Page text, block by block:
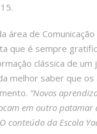
área de Comunicação
que é sempre
clássica de um
melhor saber que
“Novos
em outro patamar
conteúdo da Escola